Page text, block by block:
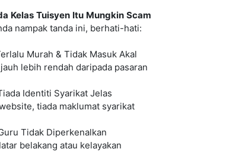
Kelas Tuisyen Itu Mungkin Scam
nampak tanda ini, berhati-hati:
Murah & Tidak Masuk Akal
lebih rendah daripada pasaran
Identiti Syarikat Jelas
tiada maklumat syarikat
Tidak Diperkenalkan
belakang atau kelayakan